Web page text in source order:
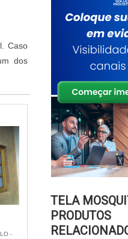
Caso
dos
-
TELA
PRODUTOS